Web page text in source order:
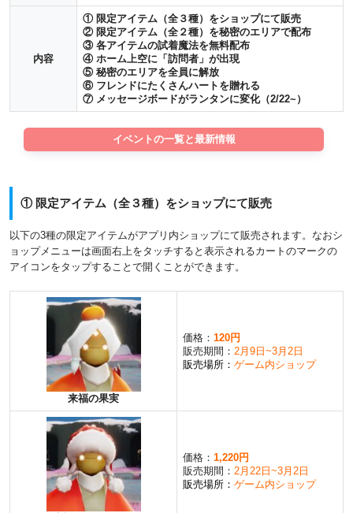
内容
① 限定アイテム（全３種）をショップにて販売
② 限定アイテム（全２種）を秘密のエリアで配布
③ 各アイテムの試着魔法を無料配布
④ ホーム上空に「訪問者」が出現
⑤ 秘密のエリアを全員に解放
⑥ フレンドにたくさんハートを贈れる
⑦ メッセージボードがランタンに変化（2/22~）
イベントの一覧と最新情報
① 限定アイテム（全３種）をショップにて販売
以下の3種の限定アイテムがアプリ内ショップにて販売されます。なおシ
ョップメニューは画面右上をタッチすると表示されるカートのマークの
アイコンをタップすることで開くことができます。
来福の果実
価格： 120円
販売期間： 2月9日~3月2日
販売場所： ゲーム内ショップ
価格： 1,220円
販売期間： 2月22日~3月2日
販売場所： ゲーム内ショップ